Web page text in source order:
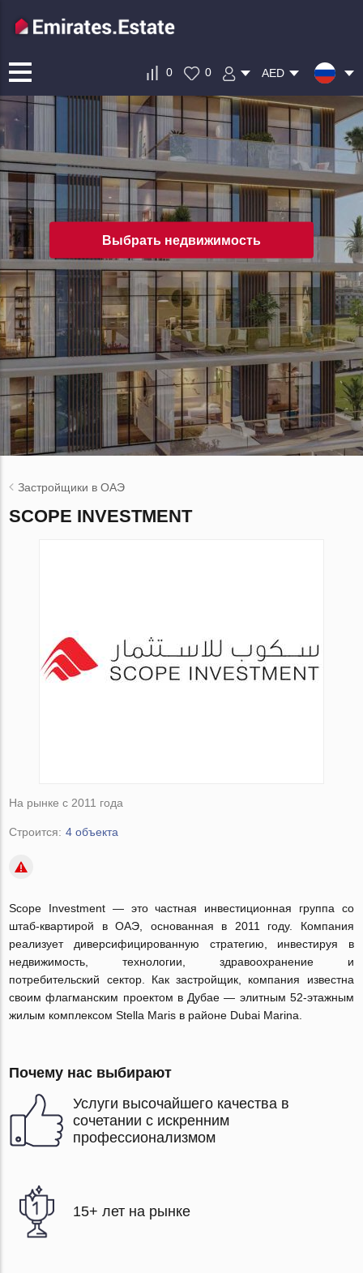
0 0 AED
Выбрать недвижимость
Застройщики в ОАЭ
SCOPE INVESTMENT
На рынке с 2011 года
Строится: 4 объекта
Scope Investment — это частная инвестиционная группа со
штаб-квартирой в ОАЭ, основанная в 2011 году. Компания
реализует диверсифицированную стратегию, инвестируя в
недвижимость, технологии, здравоохранение и
потребительский сектор. Как застройщик, компания известна
своим флагманским проектом в Дубае — элитным 52-этажным
жилым комплексом Stella Maris в районе Dubai Marina.
Почему нас выбирают
Услуги высочайшего качества в
сочетании с искренним
профессионализмом
15+ лет на рынке